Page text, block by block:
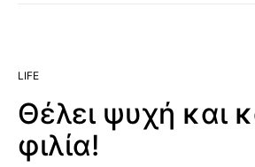
LIFE
Θέλει ψυχή και
φιλία!